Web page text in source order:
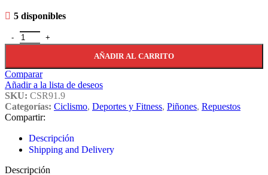
5 disponibles
Cassette Sunrace R91 P/ Bici 9 Vel. 11-25 Dts. Plata cantidad
AÑADIR AL CARRITO
Comparar
Añadir a la lista de deseos
SKU: CSR91.9
Categorías: Ciclismo, Deportes y Fitness, Piñones, Repuestos
Compartir:
Descripción
Shipping and Delivery
Descripción